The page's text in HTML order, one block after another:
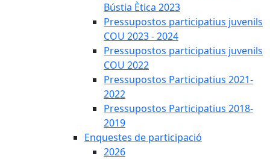
Bústia Ètica 2023
Pressupostos participatius juvenils
COU 2023 - 2024
Pressupostos participatius juvenils
COU 2022
Pressupostos Participatius 2021-
2022
Pressupostos Participatius 2018-
2019
Enquestes de participació
2026